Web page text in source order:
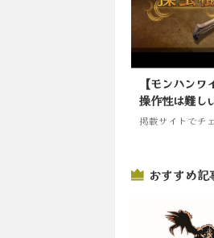
【モンハン
操作性は難し
掲載サイトでチ
おすすめ記